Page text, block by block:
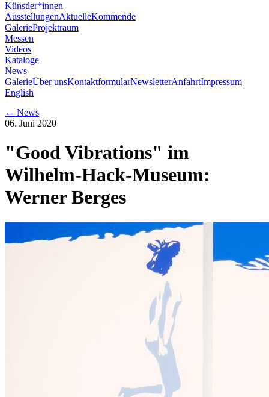
Künstler*innen
AusstellungenAktuelleKommende
GalerieProjektraum
Messen
Videos
Kataloge
News
GalerieÜber unsKontaktformularNewsletterAnfahrtImpressum
English
← News
06. Juni 2020
"Good Vibrations" im
Wilhelm-Hack-Museum:
Werner Berges